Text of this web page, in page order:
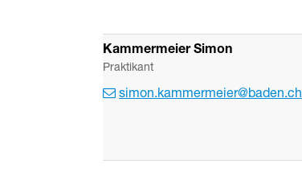
Kammermeier Simon
Praktikant
simon.kammermeier@baden.ch